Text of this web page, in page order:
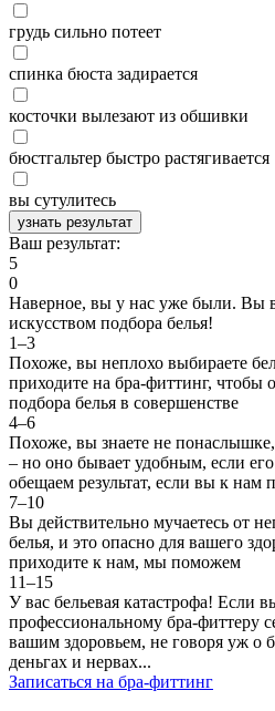
грудь сильно потеет
спинка бюста задирается
косточки вылезают из обшивки
бюстгальтер быстро растягивается
вы сутулитесь
узнать результат
Ваш результат:
5
0
Наверное, вы у нас уже были. Вы в
искусством подбора белья!
1–3
Похоже, вы неплохо выбираете
приходите на бра-фиттинг, чтобы
подбора белья в совершенстве
4–6
Похоже, вы знаете не понаслышке,
– но оно бывает удобным, если
обещаем результат, если вы к нам
7–10
Вы действительно мучаетесь от
белья, и это опасно для вашего
приходите к нам, мы поможем
11–15
У вас бельевая катастрофа! Если
профессиональному бра-фиттеру
вашим здоровьем, не говоря уж о
деньгах и нервах...
Записаться на бра-фиттинг